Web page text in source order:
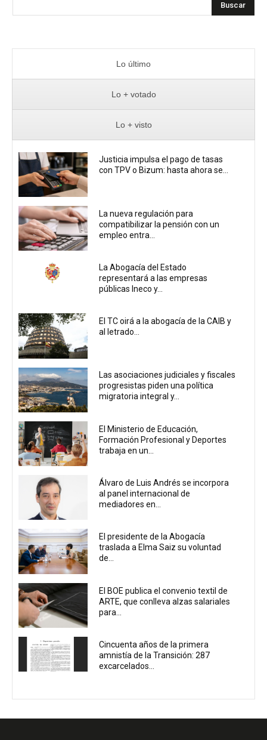
Buscar
Lo último
Lo + votado
Lo + visto
Justicia impulsa el pago de tasas
con TPV o Bizum: hasta ahora se...
La nueva regulación para
compatibilizar la pensión con un
empleo entra...
La Abogacía del Estado
representará a las empresas
públicas Ineco y...
El TC oirá a la abogacía de la CAIB y
al letrado...
Las asociaciones judiciales y fiscales
progresistas piden una política
migratoria integral y...
El Ministerio de Educación,
Formación Profesional y Deportes
trabaja en un...
Álvaro de Luis Andrés se incorpora
al panel internacional de
mediadores en...
El presidente de la Abogacía
traslada a Elma Saiz su voluntad
de...
El BOE publica el convenio textil de
ARTE, que conlleva alzas salariales
para...
Cincuenta años de la primera
amnistía de la Transición: 287
excarcelados...